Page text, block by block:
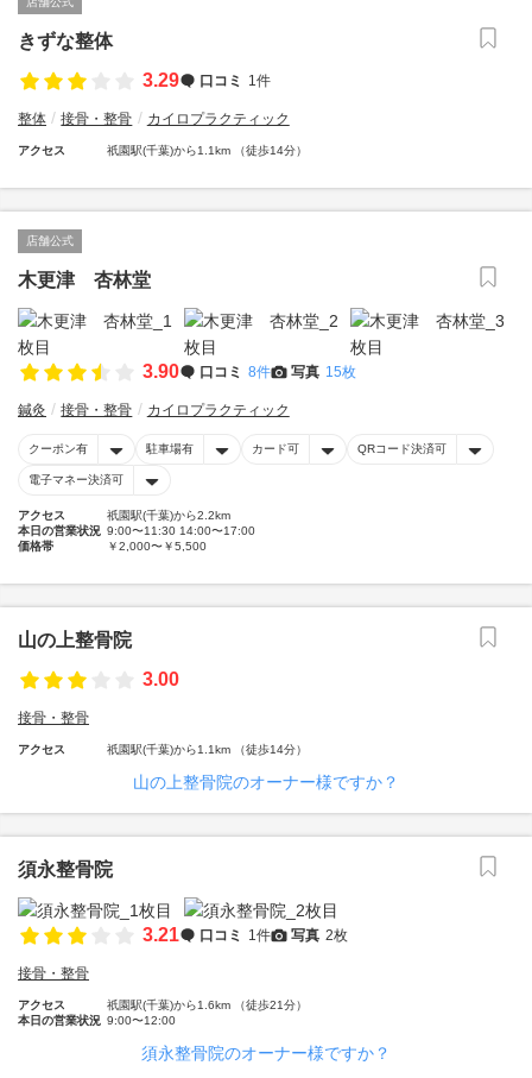
きずな整体
3.29
口コミ 1件
整体 接骨・整骨 カイロプラクティック
アクセス 祇園駅(千葉)から1.1km （徒歩14分）
店舗公式
木更津 杏林堂
3.90 口コミ 8件 写真 15枚
鍼灸 接骨・整骨 カイロプラクティック
クーポン有 駐車場有 カード可 QRコード決済可
電子マネー決済可
アクセス
祇園駅(千葉)から2.2km
本日の営業状況 9:00〜11:30 14:00〜17:00
価格帯
￥2,000〜￥5,500
山の上整骨院
3.00
接骨・整骨
アクセス 祇園駅(千葉)から1.1km （徒歩14分）
山の上整骨院のオーナー様ですか？
須永整骨院
3.21 口コミ 1件 写真 2枚
接骨・整骨
アクセス
祇園駅(千葉)から1.6km （徒歩21分）
本日の営業状況 9:00〜12:00
須永整骨院のオーナー様ですか？